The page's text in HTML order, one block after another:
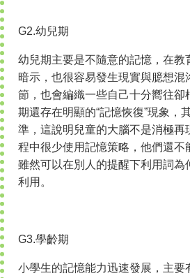
G2.幼兒期
幼兒期主要是不隨意的記憶，在
暗示，也很容易發生現實與臆想
節，也會編織一些自己十分嚮往
期還存在明顯的“記憶恢復”現象
準，這說明兒童的大腦不是消極
程中很少使用記憶策略，他們還
雖然可以在別人的提醒下利用詞
利用。
G3.學齡期
小學生的記憶能力迅速發展，主要